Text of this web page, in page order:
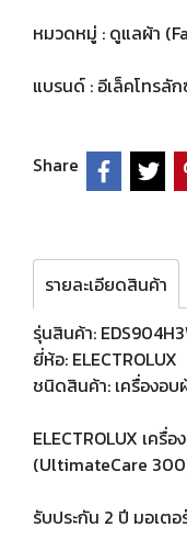
หมวดหมู่ : ดูแลผ้า
แบรนด์ : อีเล็คโทรลั
Share
รายละเอียดสินค้า
รุ่นสินค้า:
ยี่ห้อ: ELECTROLUX
ชนิดสินค้า: เครื่องอบ
ELECTROLUX เครื่
(UltimateCare
รับประกัน 2 ปี มอเตอ